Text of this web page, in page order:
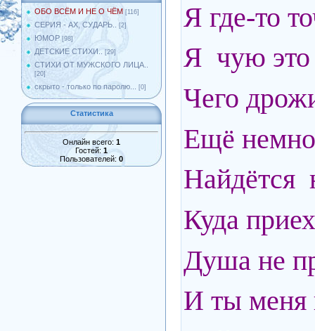
ОБО ВСЁМ И НЕ О ЧЁМ [116]
СЕРИЯ - АХ, СУДАРЬ.. [2]
ЮМОР [98]
ДЕТСКИЕ СТИХИ.. [29]
СТИХИ ОТ МУЖСКОГО ЛИЦА..
[20]
скрыто - только по паролю... [0]
Статистика
Онлайн всего: 1
Гостей: 1
Пользователей: 0
Я где-то
Я чую это
Чего
Ещё
Найдётся
Куда
Душа не
И ты меня